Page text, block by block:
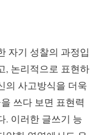
자기 성찰의 과정입
, 논리적으로 표현하
의 사고방식을 더욱
쓰다 보면 표현력
. 이러한 글쓰기 능